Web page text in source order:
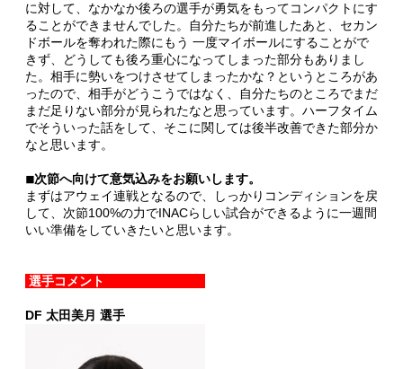
に対して、なかなか後ろの選手が勇気をもってコンパクトにす
ることができませんでした。自分たちが前進したあと、セカン
ドボールを奪われた際にもう 一度マイボールにすることがで
きず、どうしても後ろ重心になってしまった部分もありまし
た。相手に勢いをつけさせてしまったかな？というところがあ
ったので、相手がどうこうではなく、自分たちのところでまだ
まだ足りない部分が見られたなと思っています。ハーフタイム
でそういった話をして、そこに関しては後半改善できた部分か
なと思います。
◾︎次節へ向けて意気込みをお願いします。
まずはアウェイ連戦となるので、しっかりコンディションを戻
して、次節100%の力でINACらしい試合ができるように一週間
いい準備をしていきたいと思います。
選手コメント
DF 太田美月 選手